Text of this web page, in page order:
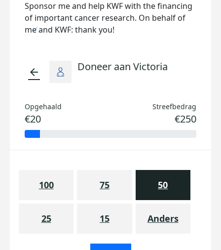
Sponsor me and help KWF with the financing
of important cancer research. On behalf of
me and KWF: thank you!
arrow_back Doneer aan Victoria
Opgehaald
€20
Streefbedrag
€250
100 75 50
25 15 Anders